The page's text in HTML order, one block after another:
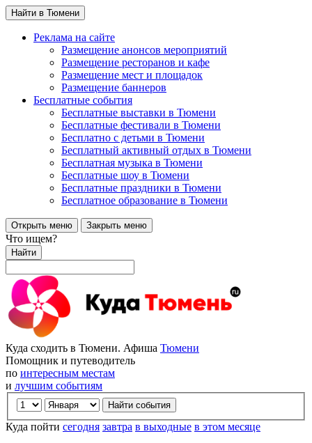
Найти в Тюмени
Реклама на сайте
Размещение анонсов мероприятий
Размещение ресторанов и кафе
Размещение мест и площадок
Размещение баннеров
Бесплатные события
Бесплатные выставки в Тюмени
Бесплатные фестивали в Тюмени
Бесплатно с детьми в Тюмени
Бесплатный активный отдых в Тюмени
Бесплатная музыка в Тюмени
Бесплатные шоу в Тюмени
Бесплатные праздники в Тюмени
Бесплатное образование в Тюмени
Открыть меню Закрыть меню
Что ищем?
Найти
Куда сходить в Тюмени. Афиша Тюмени
Помощник и путеводитель
по интересным местам
и лучшим событиям
Куда пойти сегодня завтра в выходные в этом месяце